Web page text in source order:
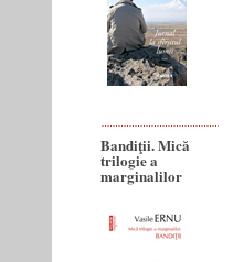
Bandiţii. Mică
trilogie a
marginalilor